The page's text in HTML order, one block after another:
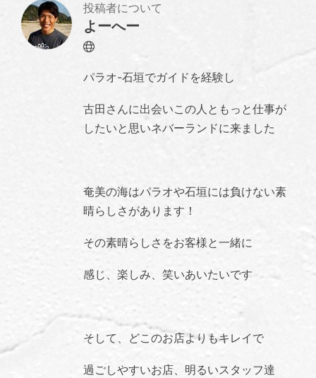
投稿者について
よーへー
Website
パラオ-石垣でガイドを経験し
古田さんに出会いこの人ともっと仕事が
したいと思いネバーランドに来ました
奄美の海はパラオや石垣には負けない素
晴らしさがあります！
その素晴らしさをお客様と一緒に
感じ、楽しみ、笑いあいたいです
そして、どこのお店よりもキレイで
過ごしやすいお店、明るいスタッフ達